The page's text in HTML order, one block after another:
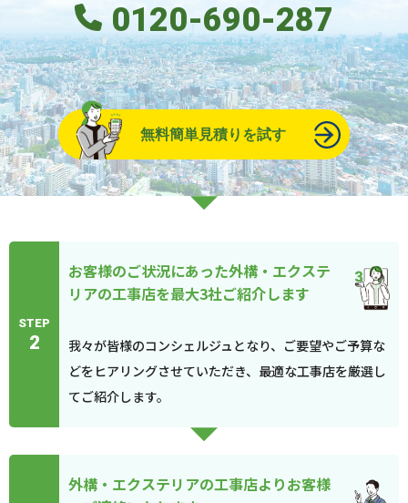
0120-690-287
無料簡単見積りを試す
STEP
2
お客様のご状況にあった外構・エクステ
リアの工事店を最大3社ご紹介します
我々が皆様のコンシェルジュとなり、ご要望やご予算な
どをヒアリングさせていただき、最適な工事店を厳選し
てご紹介します。
外構・エクステリアの工事店よりお客様